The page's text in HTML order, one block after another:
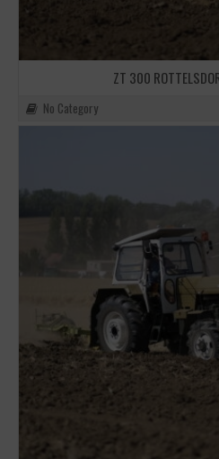
ZT 300
No Category